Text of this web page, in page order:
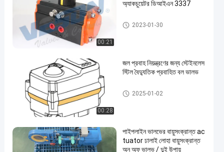
00:21
অ্যাকচুয়েটর ডিআইএন 3337
বায়ুসংক্রান্ত বায়ু Actuator
2023-01-30
00:28
জল প্রবাহ নিয়ন্ত্রণের জন্য স্টেইনলেস
স্টিল বৈদ্যুতিক প্রবাহিত বল ভালভ
বৈদ্যুতিক অ্যাক্টিভেটেড বল ভালভ
2025-01-02
পাইপলাইন ভালভের বায়ুসংক্রান্ত ac
tuator ঢালাই লোহা বায়ুসংক্রান্ত
অন অফ ভালভ / দুই উপায়